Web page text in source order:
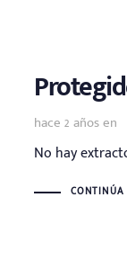
hace 2 añosen
No hay
CONTINÚA